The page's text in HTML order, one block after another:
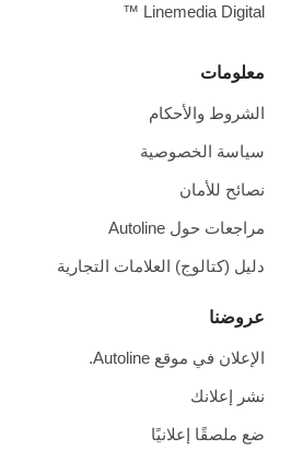
معلومات
الشروط والأحكام
سياسة الخصوصية
نصائح للأمان
مراجعات حول Autoline
دليل (كتالوج) العلامات التجارية
عروضنا
الإعلان في موقع Autoline.
نشر إعلانك
ضع ملصقًا إعلانيًا
Linemedia Digital ™